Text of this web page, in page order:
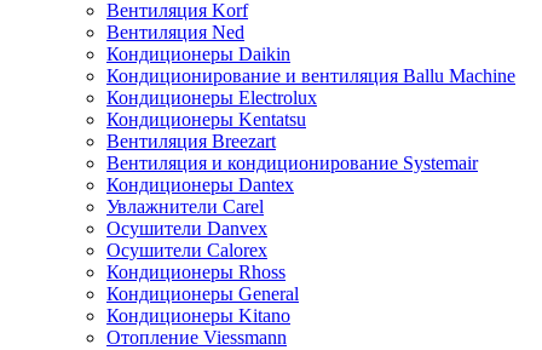
Вентиляция Korf
Вентиляция Ned
Кондиционеры Daikin
Кондиционирование и вентиляция Ballu Machine
Кондиционеры Electrolux
Кондиционеры Kentatsu
Вентиляция Breezart
Вентиляция и кондиционирование Systemair
Кондиционеры Dantex
Увлажнители Carel
Осушители Danvex
Осушители Calorex
Кондиционеры Rhoss
Кондиционеры General
Кондиционеры Kitano
Отопление Viessmann